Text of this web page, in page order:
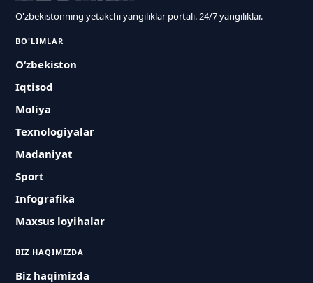
O'zbekistonning yetakchi yangiliklar portali. 24/7 yangiliklar.
BO'LIMLAR
O‘zbekiston
Iqtisod
Moliya
Texnologiyalar
Madaniyat
Sport
Infografika
Maxsus loyihalar
BIZ HAQIMIZDA
Biz haqimizda